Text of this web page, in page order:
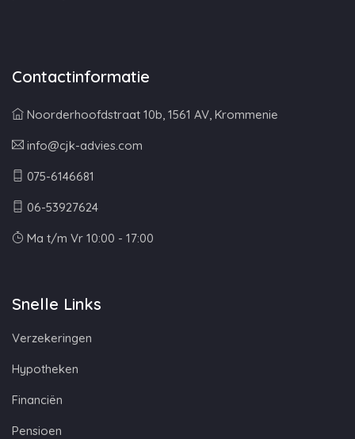
Contactinformatie
Noorderhoofdstraat 10b, 1561 AV, Krommenie
info@cjk-advies.com
075-6146681
06-53927624
Ma t/m Vr 10:00 - 17:00
Snelle Links
Verzekeringen
Hypotheken
Financiën
Pensioen